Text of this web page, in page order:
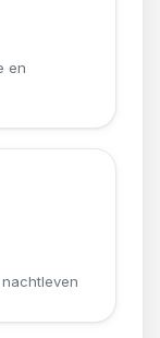
en